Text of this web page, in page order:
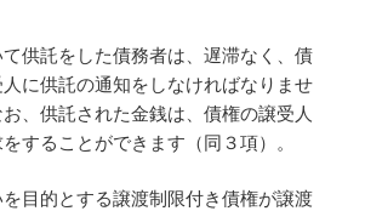
供託をした債務者は、遅滞なく、債
に供託の通知をしなければなりませ
、供託された金銭は、債権の譲受人
することができます（同３項）。
目的とする譲渡制限付き債権が譲渡